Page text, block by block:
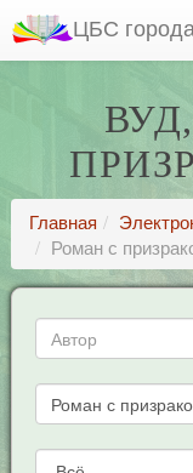
ЦБС
Главная
Роман с